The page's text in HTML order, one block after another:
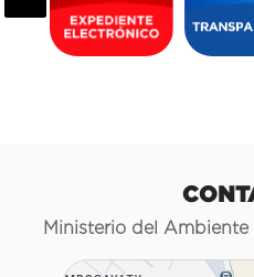
Ministerio del